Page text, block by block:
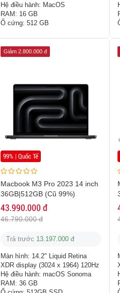
Hệ điều hành: MacOS
RAM: 16 GB
Ổ cứng: 512 GB
99% | Quốc Tế
Giảm 2.800.000 đ
Macbook M3 Pro 2023 14 inch
36GB|512GB (Cũ 99%)
43.990.000 đ
46.790.000 đ
Trả trước 13.197.000 đ
Màn hình: 14.2" Liquid Retina
XDR display (3024 x 1964) 120Hz
Hệ điều hành: macOS Sonoma
RAM: 36 GB